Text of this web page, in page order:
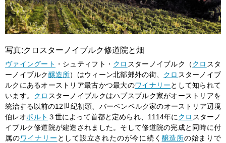
写真:クロスターノイブルク修道院と畑
ヴァイングート ・シュティフト・ クロ スターノイブルク（クロ スタ
ーノイブルク醸造所）はウィーン北部郊外の街、 クロ スターノイブ
ルクにあるオーストリア最古かつ最大のワイナリーとして知られて
います。 クロ スターノイブルクはハプスブルク家がオーストリアを
統治する以前の12世紀初頭、バーベンベルク家のオーストリア辺境
伯レオポルト ３世によって首都と定められ、1114年にクロ スターノ
イブルク修道院が建造されました。そして修道院の完成と同時に付
属のワイナリー として設立されたのが今に続く 醸造所の始まりで